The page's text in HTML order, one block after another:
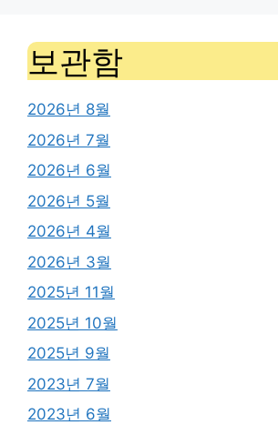
보관함
2026년 8월
2026년 7월
2026년 6월
2026년 5월
2026년 4월
2026년 3월
2025년 11월
2025년 10월
2025년 9월
2023년 7월
2023년 6월